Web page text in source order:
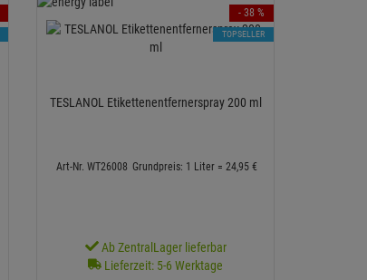
TESLANOL Etikettenentfernerspray 200 ml
Art-Nr. WT26008 Grundpreis: 1 Liter = 24,95 €
Ab ZentralLager lieferbar
Lieferzeit: 5-6 Werktage
- 38 %
TOPSELLER